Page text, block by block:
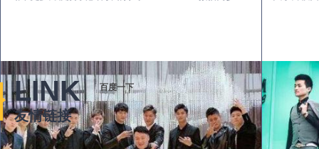
LINK
友情链接
百度一下